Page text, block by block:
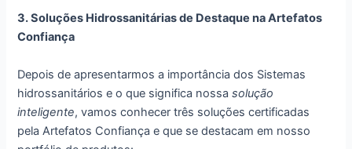
3. Soluções Hidrossanitárias de Destaque na Artefatos
Confiança
Depois de apresentarmos a importância dos Sistemas
hidrossanitários e o que significa nossasolução
inteligente, vamos conhecer três soluções certificadas
pela Artefatos Confiança e que se destacam em nosso